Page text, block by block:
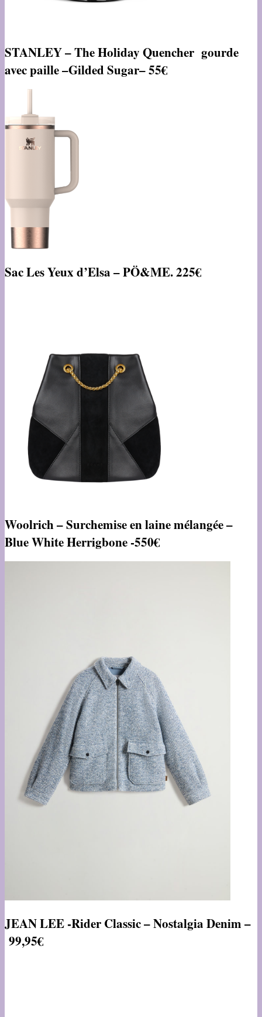
STANLEY – The Holiday Quencher gourde
avec paille –Gilded Sugar– 55€
Sac Les Yeux d’Elsa – PÖ&ME. 225€
Woolrich – Surchemise en laine mélangée –
Blue White Herrigbone -550€
JEAN LEE -Rider Classic – Nostalgia Denim –
99,95€